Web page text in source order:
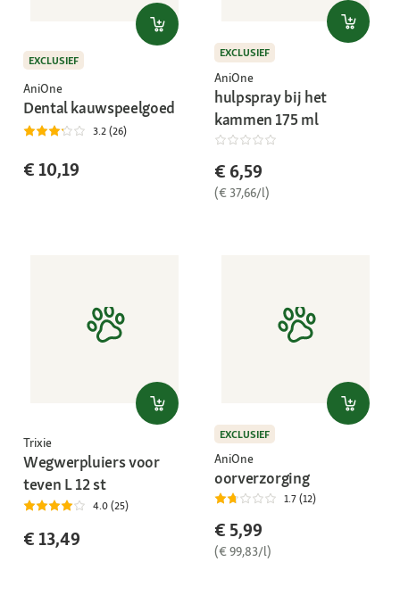
EXCLUSIEF
AniOne
Dental kauwspeelgoed
3.2 (26)
€ 10,19
EXCLUSIEF
AniOne
hulpspray bij het
kammen 175 ml
€ 6,59
(€ 37,66/l)
Trixie
Wegwerpluiers voor
teven L 12 st
4.0 (25)
€ 13,49
EXCLUSIEF
AniOne
oorverzorging
1.7 (12)
€ 5,99
(€ 99,83/l)